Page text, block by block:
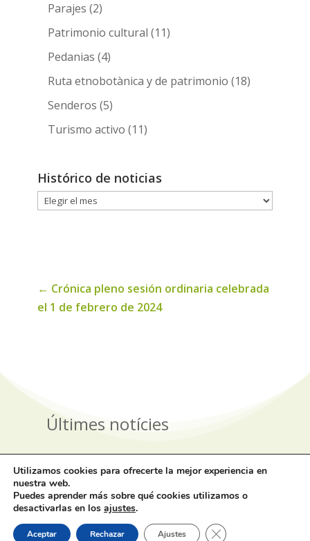
Parajes (2)
Patrimonio cultural (11)
Pedanias (4)
Ruta etnobotànica y de patrimonio (18)
Senderos (5)
Turismo activo (11)
Histórico de noticias
Histórico
← Crónica pleno sesión ordinaria celebrada
el 1 de febrero de 2024
Últimes notícies
1 de agosto de 2026
Utilizamos cookies para ofrecerte la mejor experiencia en
nuestra web.
Puedes aprender más sobre qué cookies utilizamos o
desactivarlas en los ajustes.
Aceptar Rechazar Ajustes Cerrar el banner de